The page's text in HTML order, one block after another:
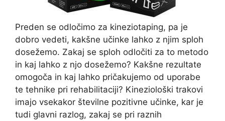
Preden se odločimo za kineziotaping, pa je
dobro vedeti, kakšne učinke lahko z njim sploh
dosežemo. Zakaj se sploh odločiti za to metodo
in kaj lahko z njo dosežemo? Kakšne rezultate
omogoča in kaj lahko pričakujemo od uporabe
te tehnike pri rehabilitaciji? Kineziološki trakovi
imajo vsekakor številne pozitivne učinke, kar je
tudi glavni razlog, zakaj se pri raznih